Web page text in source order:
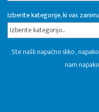
Izberite kategorije, ki vas
Izberite kategorijo...
Ste našli napačno sliko ,
nam